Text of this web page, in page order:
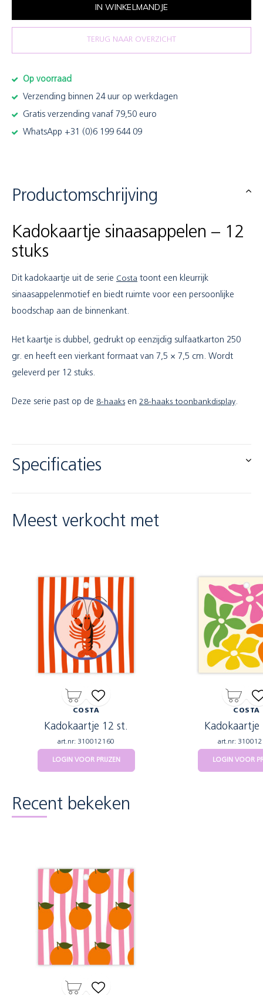
IN WINKELMANDJE
TERUG NAAR OVERZICHT
Op voorraad
Verzending binnen 24 uur op werkdagen
Gratis verzending vanaf 79,50 euro
WhatsApp +31 (0)6 199 644 09
Productomschrijving
Kadokaartje sinaasappelen – 12
stuks
Dit kadokaartje uit de serie Costa toont een kleurrijk
sinaasappelenmotief en biedt ruimte voor een persoonlijke
boodschap aan de binnenkant.
Het kaartje is dubbel, gedrukt op eenzijdig sulfaatkarton 250
gr. en heeft een vierkant formaat van 7,5 × 7,5 cm. Wordt
geleverd per 12 stuks.
Deze serie past op de 8-haaks en 28-haaks toonbankdisplay.
Specificaties
Meest verkocht met
COSTA
Kadokaartje 12 st.
art.nr: 310012160
LOGIN VOOR PRIJZEN
COSTA
Kadokaartje
art.nr:
LOGIN VOOR
Recent bekeken